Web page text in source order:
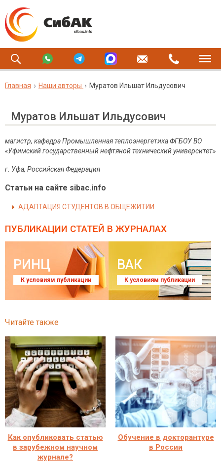
Главная Наши авторы Муратов Ильшат Ильдусович
Муратов Ильшат Ильдусович
магистр, кафедра Промышленная теплоэнергетика ФГБОУ ВО
«Уфимский государственный нефтяной технический университет»
г. Уфа, Российская Федерация
Статьи на сайте sibac.info
АДАПТАЦИЯ СТУДЕНТОВ В ОБЩЕЖИТИИ
ПУБЛИКАЦИИ СТАТЕЙ В ЖУРНАЛАХ
РИНЦ
К условиям публикации
ВАК
К условиям публикации
Читайте также
Как опубликовать статью
в зарубежном научном
журнале?
Обучение в докторантуре
в России